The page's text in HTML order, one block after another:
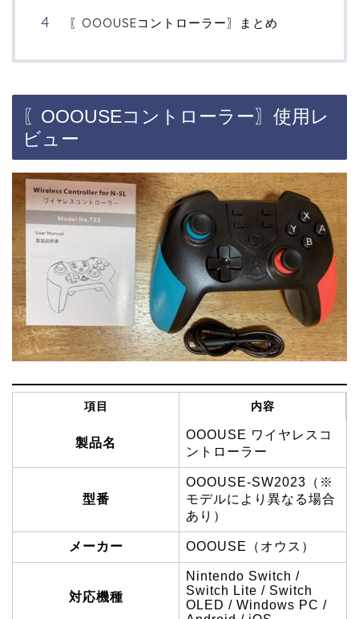
〖OOOUSEコントローラー〗まとめ
〖OOOUSEコントローラー〗使用レ
ビュー
項目 内容
製品名
OOOUSE ワイヤレスコ
ントローラー
型番
OOOUSE-SW2023（※
モデルにより異なる場合
あり）
メーカー OOOUSE（オウス）
対応機種
Nintendo Switch /
Switch Lite / Switch
OLED / Windows PC /